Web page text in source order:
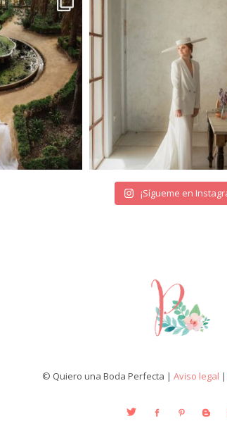
¡Sígueme en
© Quiero una Boda Perfecta | Aviso legal |